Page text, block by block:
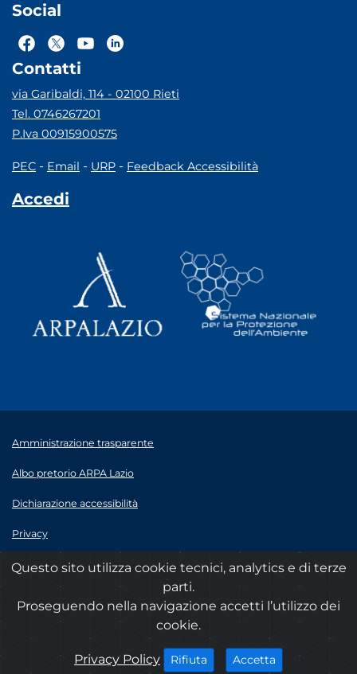
Social
Contatti
via Garibaldi, 114 - 02100 Rieti
Tel. 0746267201
P.Iva 00915900575
PEC - Email - URP - Feedback Accessibilità
Accedi
Amministrazione trasparente
Albo pretorio ARPA Lazio
Dichiarazione accessibilità
Privacy
Note legali
© 2020 ARPA Lazio - P.Iva 00915900575
Questo sito utilizza cookie tecnici, analytics e di terze
parti.
Proseguendo nella navigazione accetti l’utilizzo dei
cookie.
Privacy Policycookies
Rifiuta i cookiesAccetta